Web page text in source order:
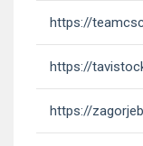
https://
https://
https://